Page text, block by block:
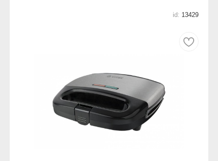
id: 13429